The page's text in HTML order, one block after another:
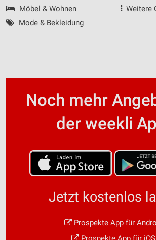
Möbel & Wohnen
Mode & Bekleidung
Weitere
Noch mehr
der weekli
Jetzt kostenlos
Prospekte App für